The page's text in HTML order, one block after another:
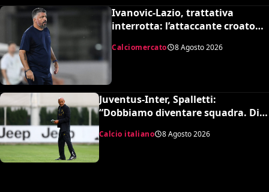
Ivanovic-Lazio, trattativa
interrotta: l’attaccante croato
Calciomercato 8 Agosto 2026
Juventus-Inter, Spalletti:
“Dobbiamo diventare squadra. Di
Gregorio? Cose che possono
capitare”
Calcio italiano 8 Agosto 2026